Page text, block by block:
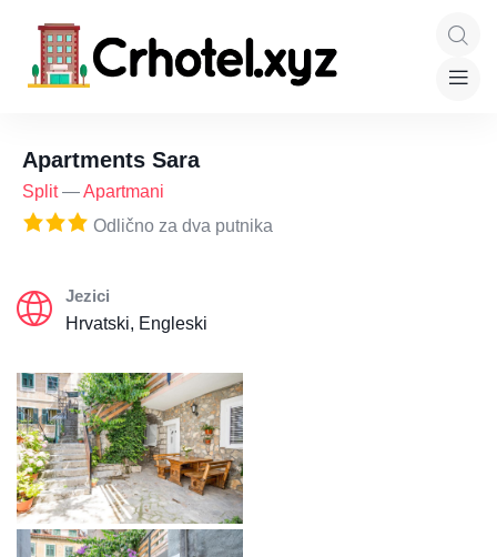
Apartments Sara
Split—Apartmani
Odlično za dva putnika
Jezici
Hrvatski, Engleski